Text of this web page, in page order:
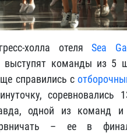
холла отеля Sea
выступят команды из 5
справились с
соревновались
одной из команд и
– ее в